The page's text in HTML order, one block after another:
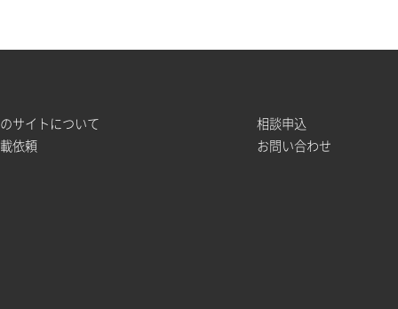
サイトについて
依頼
相談申込
お問い合わせ